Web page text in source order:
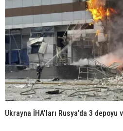
Ukrayna İHA’ları Rusya’da 3 depoyu